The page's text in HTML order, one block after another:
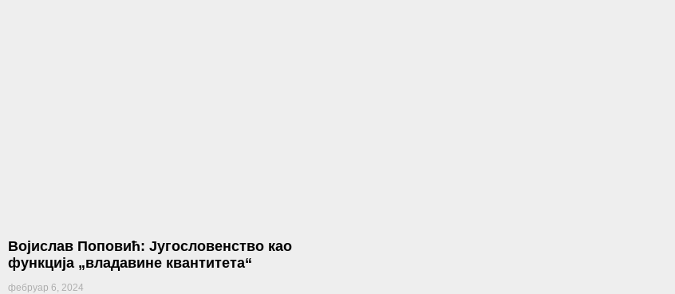
Војислав Поповић: Југословенство као
функција „владавине квантитета“
фебруар 6, 2024